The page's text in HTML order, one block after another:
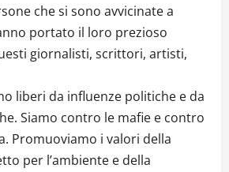
che si sono avvicinate a
portato il loro prezioso
giornalisti, scrittori, artisti,
liberi da influenze politiche e da
Siamo contro le mafie e contro
Promuoviamo i valori della
per l’ambiente e della